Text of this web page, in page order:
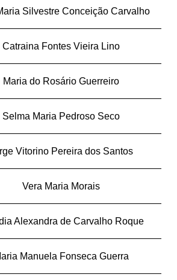
Silvestre Conceição Carvalho
Catraina Fontes Vieira Lino
Maria do Rosário Guerreiro
Selma Maria Pedroso Seco
Vitorino Pereira dos Santos
Vera Maria Morais
Alexandra de Carvalho Roque
Manuela Fonseca Guerra